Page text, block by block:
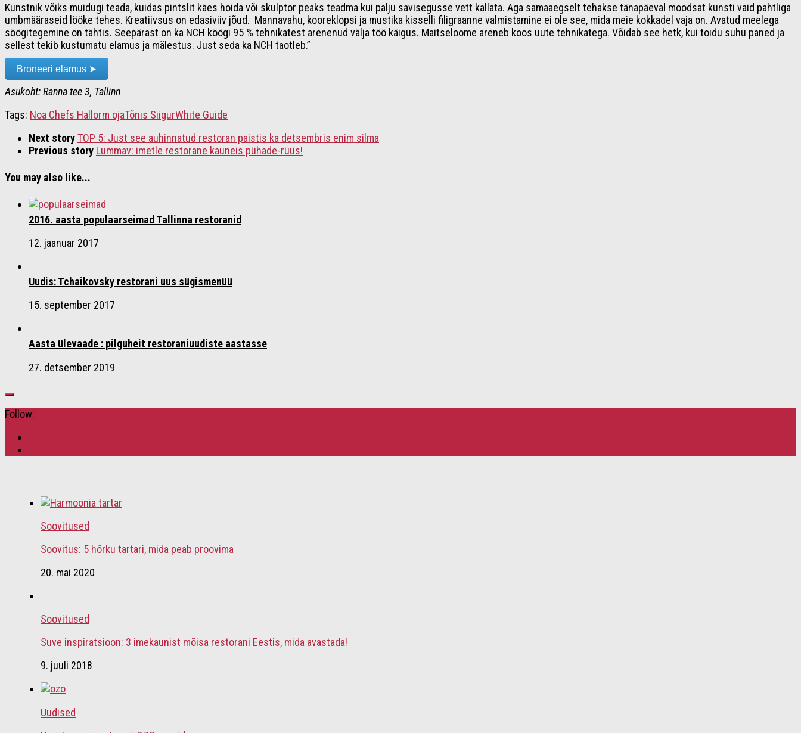
Kunstnik võiks muidugi teada, kuidas pintslit käes hoida või skulptor peaks teadma kui palju savisegusse vett kallata. Aga samaaegselt tehakse tänapäeval moodsat kunsti vaid pahtliga
umbmääraseid lööke tehes. Kreatiivsus on edasiviiv jõud. Mannavahu, kooreklopsi ja mustika kisselli filigraanne valmistamine ei ole see, mida meie kokkadel vaja on. Avatud meelega
söögitegemine on tähtis. Seepärast on ka NCH köögi 95 % tehnikatest arenenud välja töö käigus. Maitseloome areneb koos uute tehnikatega. Võidab see hetk, kui toidu suhu paned ja
sellest tekib kustumatu elamus ja mälestus. Just seda ka NCH taotleb.”
Broneeri elamus ➤
Asukoht: Ranna tee 3, Tallinn
Tags: Noa Chefs Hall orm ojaTõnis SiigurWhite Guide
Next storyTOP 5: Just see auhinnatud restoran paistis ka detsembris enim silma
Previous story Lummav: imetle restorane kauneis pühade-rüüs!
You may also like...
2016. aasta populaarseimad Tallinna restoranid
12. jaanuar 2017
Uudis: Tchaikovsky restorani uus sügismenüü
15. september 2017
Aasta ülevaade : pilguheit restoraniuudiste aastasse
27. detsember 2019
Follow:
Soovitused
Soovitus: 5 hõrku tartari, mida peab proovima
20. mai 2020
Soovitused
Suve inspiratsioon: 3 imekaunist mõisa restorani Eestis, mida avastada!
9. juuli 2018
Uudised